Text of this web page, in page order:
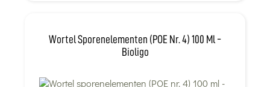
Wortel Sporenelementen (POE Nr. 4) 100 Ml -
Bioligo